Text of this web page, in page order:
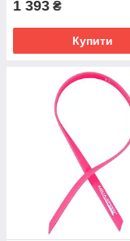
1 393 ₴
Купити